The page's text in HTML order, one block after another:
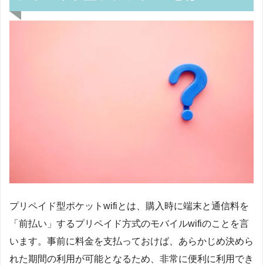
プリペイド型ポケットwifiとは、購入時に端末と通信料を
「前払い」するプリペイド方式のモバイルwifiのことを言
います。事前に料金を支払っておけば、あらかじめ決めら
れた期間の利用が可能となるため、非常に便利に利用でき